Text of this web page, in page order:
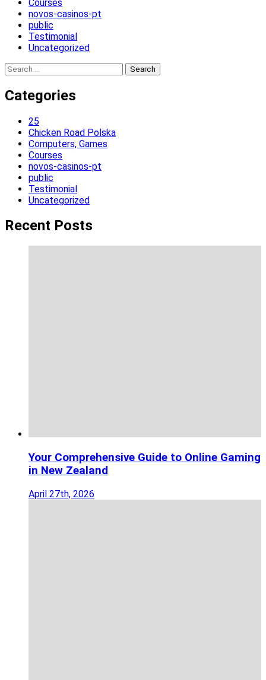
Courses
novos-casinos-pt
public
Testimonial
Uncategorized
Search
for:
Categories
25
Chicken Road Polska
Computers, Games
Courses
novos-casinos-pt
public
Testimonial
Uncategorized
Recent Posts
Your Comprehensive Guide to Online Gaming
in New Zealand
April 27th, 2026